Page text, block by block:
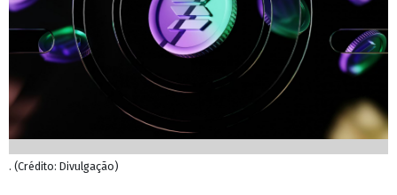
. (Crédito: Divulgação)